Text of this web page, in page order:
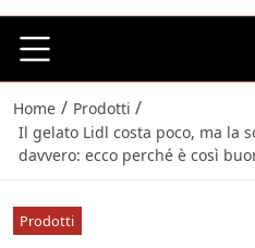
Home / Prodotti /
Il gelato Lidl costa poco, ma la
davvero: ecco perché è così
Prodotti